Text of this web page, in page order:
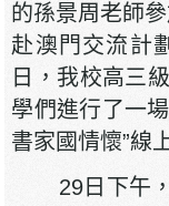
的孫景周老師
赴澳門交流計
日，我校高三
學們進行了一
書家國情懷”線
29日下午，